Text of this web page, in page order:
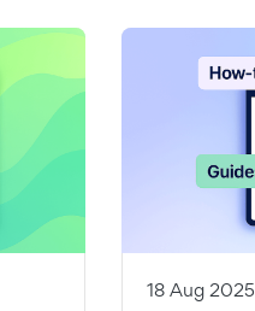
18 Aug 2025